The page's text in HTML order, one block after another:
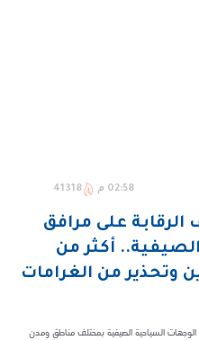
02:58 م 41318
الرقابة على مرافق
أكثر من
وتحذير من الغرامات
السياحية الصيفية بمختلف مناطق ومدن